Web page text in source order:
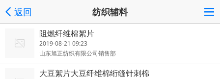
返回 纺织辅料
阻燃纤维棉絮片
2019-08-21 09:23
山东旭正纺织有限公司销售部
大豆絮片大豆纤维棉绗缝针刺棉